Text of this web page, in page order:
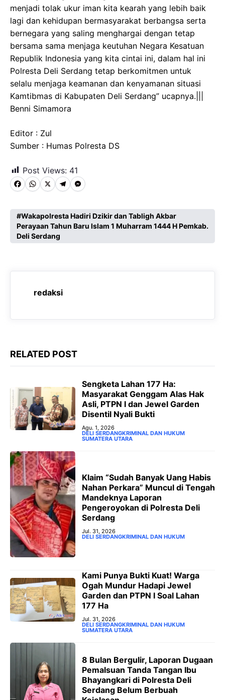
menjadi tolak ukur iman kita kearah yang lebih baik
lagi dan kehidupan bermasyarakat berbangsa serta
bernegara yang saling menghargai dengan tetap
bersama sama menjaga keutuhan Negara Kesatuan
Republik Indonesia yang kita cintai ini, dalam hal ini
Polresta Deli Serdang tetap berkomitmen untuk
selalu menjaga keamanan dan kenyamanan situasi
Kamtibmas di Kabupaten Deli Serdang” ucapnya.|||
Benni Simamora
Editor : Zul
Sumber : Humas Polresta DS
Post Views: 41
F
c
e
o
W
a
t
A
p
X T
l
e
r
m
M
s
s
n
r
Wakapolresta Hadiri Dzikir dan Tabligh Akbar
Perayaan Tahun Baru Islam 1 Muharram 1444 H Pemkab.
Deli Serdang
redaksi
RELATED POST
Sengketa Lahan 177 Ha:
Masyarakat Genggam Alas Hak
Asli, PTPN I dan Jewel Garden
Disentil Nyali Bukti
Agu. 1, 2026
DELI SERDANGKRIMINAL DAN HUKUM
SUMATERA UTARA
Klaim “Sudah Banyak Uang Habis
Nahan Perkara” Muncul di Tengah
Mandeknya Laporan
Pengeroyokan di Polresta Deli
Serdang
Jul. 31, 2026
DELI SERDANGKRIMINAL DAN HUKUM
‎Kami Punya Bukti Kuat! Warga
Ogah Mundur Hadapi Jewel
Garden dan PTPN I Soal Lahan
177 Ha
Jul. 31, 2026
DELI SERDANGKRIMINAL DAN HUKUM
SUMATERA UTARA
8 Bulan Bergulir, Laporan Dugaan
Pemalsuan Tanda Tangan Ibu
Bhayangkari di Polresta Deli
Serdang Belum Berbuah